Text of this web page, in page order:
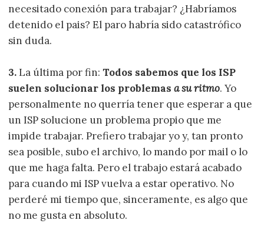
necesitado conexión para trabajar? ¿Habríamos
detenido el pais? El paro habría sido catastrófico
sin duda.
3.La última por fin:Todos sabemos que los ISP
suelen solucionar los problemasa su ritmo. Yo
personalmente no querría tener que esperar a que
un ISP solucione un problema propio que me
impide trabajar. Prefiero trabajar yo y, tan pronto
sea posible, subo el archivo, lo mando por mail o lo
que me haga falta. Pero el trabajo estará acabado
para cuando mi ISP vuelva a estar operativo. No
perderé mi tiempo que, sinceramente, es algo que
no me gusta en absoluto.